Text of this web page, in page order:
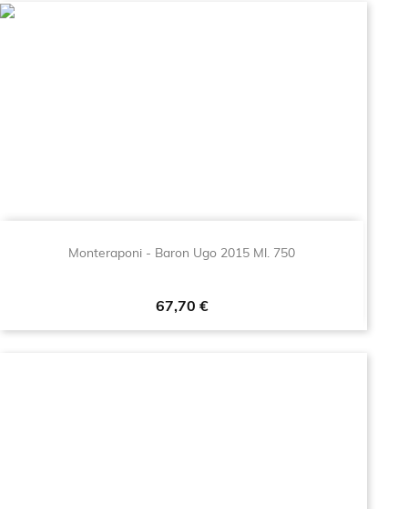
Monteraponi - Baron Ugo 2015 Ml. 750
Prezzo
67,70 €